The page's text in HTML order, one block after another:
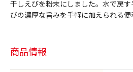
干しえびを粉末にしました。水で戻
びの濃厚な旨みを手軽に加えられる便
商品情報